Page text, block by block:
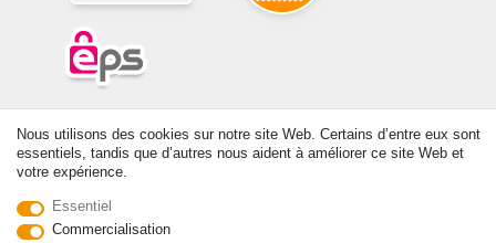
prix indiqués par le Vendeur au moment de la commande sont libellés
en Euros TTC. Les conditions s’appliquent aux livraisons en France !
Nous utilisons des cookies sur notre site Web. Certains d’entre eux sont
essentiels, tandis que d’autres nous aident à améliorer ce site Web et
votre expérience.
Essentiel
Commercialisation